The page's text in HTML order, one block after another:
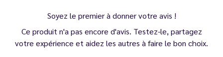
Soyez le premier à donner votre avis !
Ce produit n'a pas encore d'avis. Testez-le, partagez
votre expérience et aidez les autres à faire le bon choix.